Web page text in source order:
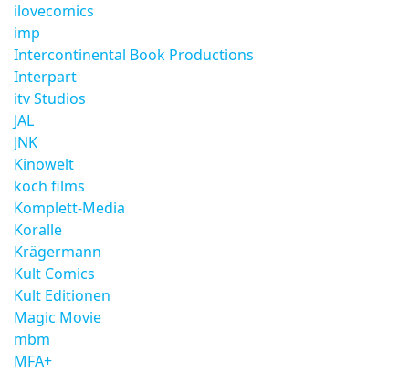
ilovecomics
imp
Intercontinental Book Productions
Interpart
itv Studios
JAL
JNK
Kinowelt
koch films
Komplett-Media
Koralle
Krägermann
Kult Comics
Kult Editionen
Magic Movie
mbm
MFA+